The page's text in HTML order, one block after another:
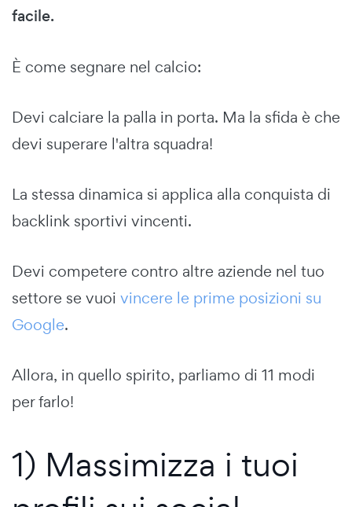
facile.
È come segnare nel calcio:
Devi calciare la palla in porta. Ma la sfida è che
devi superare l'altra squadra!
La stessa dinamica si applica alla conquista di
backlink sportivi vincenti.
Devi competere contro altre aziende nel tuo
settore se vuoi vincere le prime posizioni su
Google.
Allora, in quello spirito, parliamo di 11 modi
per farlo!
1) Massimizza i tuoi